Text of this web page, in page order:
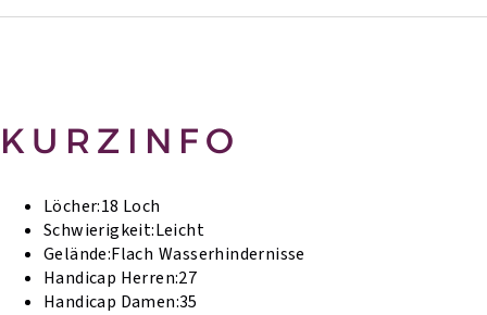
KURZINFO
Löcher:18 Loch
Schwierigkeit:Leicht
Gelände:Flach Wasserhindernisse
Handicap Herren:27
Handicap Damen:35